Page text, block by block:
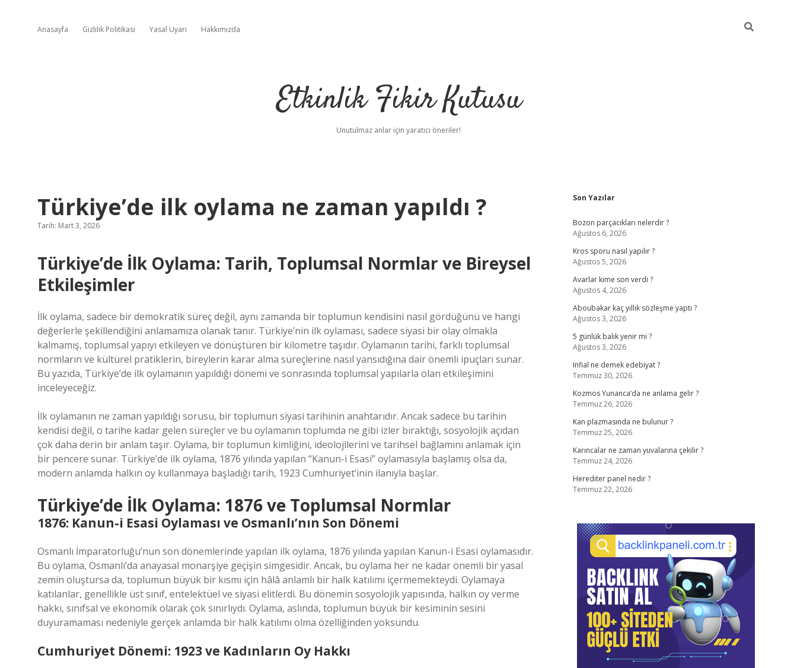
Anasayfa Gizlilik Politikası Yasal Uyarı Hakkımızda
Etkinlik Fikir Kutusu
Unutulmaz anlar için yaratıcı öneriler!
Türkiye’de ilk oylama ne zaman yapıldı ?
Tarih: Mart 3, 2026
Türkiye’de İlk Oylama: Tarih, Toplumsal Normlar ve Bireysel
Etkileşimler
İlk oylama, sadece bir demokratik süreç değil, aynı zamanda bir toplumun kendisini nasıl gördüğünü ve hangi
değerlerle şekillendiğini anlamamıza olanak tanır. Türkiye’nin ilk oylaması, sadece siyasi bir olay olmakla
kalmamış, toplumsal yapıyı etkileyen ve dönüştüren bir kilometre taşıdır. Oylamanın tarihi, farklı toplumsal
normların ve kültürel pratiklerin, bireylerin karar alma süreçlerine nasıl yansıdığına dair önemli ipuçları sunar.
Bu yazıda, Türkiye’de ilk oylamanın yapıldığı dönemi ve sonrasında toplumsal yapılarla olan etkileşimini
inceleyeceğiz.
İlk oylamanın ne zaman yapıldığı sorusu, bir toplumun siyasi tarihinin anahtarıdır. Ancak sadece bu tarihin
kendisi değil, o tarihe kadar gelen süreçler ve bu oylamanın toplumda ne gibi izler bıraktığı, sosyolojik açıdan
çok daha derin bir anlam taşır. Oylama, bir toplumun kimliğini, ideolojilerini ve tarihsel bağlamını anlamak için
bir pencere sunar. Türkiye’de ilk oylama, 1876 yılında yapılan “Kanun-i Esasi” oylamasıyla başlamış olsa da,
modern anlamda halkın oy kullanmaya başladığı tarih, 1923 Cumhuriyet’inin ilanıyla başlar.
Türkiye’de İlk Oylama: 1876 ve Toplumsal Normlar
1876: Kanun-i Esasi Oylaması ve Osmanlı’nın Son Dönemi
Osmanlı İmparatorluğu’nun son dönemlerinde yapılan ilk oylama, 1876 yılında yapılan Kanun-i Esasi oylamasıdır.
Bu oylama, Osmanlı’da anayasal monarşiye geçişin simgesidir. Ancak, bu oylama her ne kadar önemli bir yasal
zemin oluştursa da, toplumun büyük bir kısmı için hâlâ anlamlı bir halk katılımı içermemekteydi. Oylamaya
katılanlar, genellikle üst sınıf, entelektüel ve siyasi elitlerdi. Bu dönemin sosyolojik yapısında, halkın oy verme
hakkı, sınıfsal ve ekonomik olarak çok sınırlıydı. Oylama, aslında, toplumun büyük bir kesiminin sesini
duyuramaması nedeniyle gerçek anlamda bir halk katılımı olma özelliğinden yoksundu.
Cumhuriyet Dönemi: 1923 ve Kadınların Oy Hakkı
Sidebar
Son Yazılar
Bozon parçacıkları nelerdir ?
Ağustos 6, 2026
Kros sporu nasıl yapılır ?
Ağustos 5, 2026
Avarlar kime son verdi ?
Ağustos 4, 2026
Aboubakar kaç yıllık sözleşme yaptı ?
Ağustos 3, 2026
5 günlük balık yenir mi ?
Ağustos 3, 2026
Infial ne demek edebiyat ?
Temmuz 30, 2026
Kozmos Yunanca’da ne anlama gelir ?
Temmuz 26, 2026
Kan plazmasında ne bulunur ?
Temmuz 25, 2026
Karıncalar ne zaman yuvalarına çekilir ?
Temmuz 24, 2026
Herediter panel nedir ?
Temmuz 22, 2026